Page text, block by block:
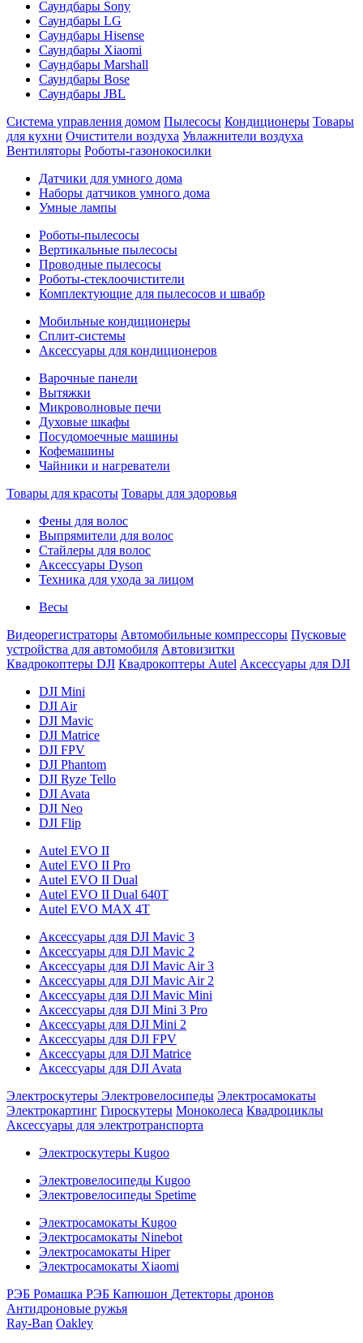
Саундбары Sony
Саундбары LG
Саундбары Hisense
Саундбары Xiaomi
Саундбары Marshall
Саундбары Bose
Саундбары JBL
Система управления домом Пылесосы Кондиционеры Товары
для кухни Очистители воздуха Увлажнители воздуха
Вентиляторы Роботы-газонокосилки
Датчики для умного дома
Наборы датчиков умного дома
Умные лампы
Роботы-пылесосы
Вертикальные пылесосы
Проводные пылесосы
Роботы-стеклоочистители
Комплектующие для пылесосов и швабр
Мобильные кондиционеры
Сплит-системы
Аксессуары для кондиционеров
Варочные панели
Вытяжки
Микроволновые печи
Духовые шкафы
Посудомоечные машины
Кофемашины
Чайники и нагреватели
Товары для красоты Товары для здоровья
Фены для волос
Выпрямители для волос
Стайлеры для волос
Аксессуары Dyson
Техника для ухода за лицом
Весы
Видеорегистраторы Автомобильные компрессоры Пусковые
устройства для автомобиля Автовизитки
Квадрокоптеры DJI Квадрокоптеры Autel Аксессуары для DJI
DJI Mini
DJI Air
DJI Mavic
DJI Matrice
DJI FPV
DJI Phantom
DJI Ryze Tello
DJI Avata
DJI Neo
DJI Flip
Autel EVO II
Autel EVO II Pro
Autel EVO II Dual
Autel EVO II Dual 640T
Autel EVO MAX 4T
Аксессуары для DJI Mavic 3
Аксессуары для DJI Mavic 2
Аксессуары для DJI Mavic Air 3
Аксессуары для DJI Mavic Air 2
Аксессуары для DJI Mavic Mini
Аксессуары для DJI Mini 3 Pro
Аксессуары для DJI Mini 2
Аксессуары для DJI FPV
Аксессуары для DJI Matrice
Аксессуары для DJI Avata
Электроскутеры Электровелосипеды Электросамокаты
Электрокартинг Гироскутеры Моноколеса Квадроциклы
Аксессуары для электротранспорта
Электроскутеры Kugoo
Электровелосипеды Kugoo
Электровелосипеды Spetime
Электросамокаты Kugoo
Электросамокаты Ninebot
Электросамокаты Hiper
Электросамокаты Xiaomi
РЭБ Ромашка РЭБ Капюшон Детекторы дронов
Антидроновые ружья
Ray-Ban Oakley